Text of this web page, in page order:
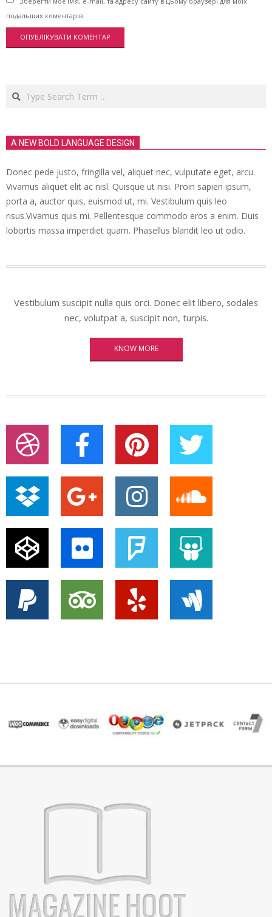
подальших коментарів.
Search
A NEW BOLD LANGUAGE DESIGN
Donec pede justo, fringilla vel, aliquet nec, vulputate eget, arcu.
Vivamus aliquet elit ac nisl. Quisque ut nisi. Proin sapien ipsum,
porta a, auctor quis, euismod ut, mi. Vestibulum quis leo
risus.Vivamus quis mi. Pellentesque commodo eros a enim. Duis
lobortis massa imperdiet quam. Phasellus blandit leo ut odio.
Vestibulum suscipit nulla quis orci. Donec elit libero, sodales
nec, volutpat a, suscipit non, turpis.
KNOW MORE